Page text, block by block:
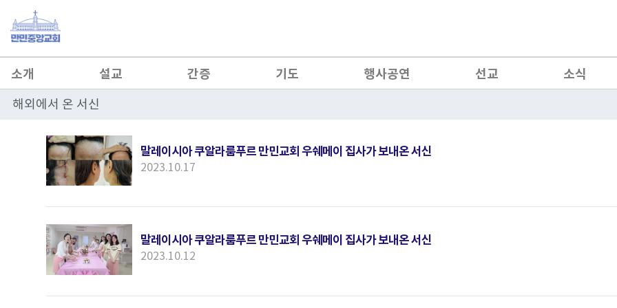
소개 설교 간증 기도 행사공연 선교 소식
해외에서 온 서신
말레이시아 쿠알라룸푸르 만민교회 우쉐메이 집사가 보내온 서신
2023.10.17
말레이시아 쿠알라룸푸르 만민교회 우쉐메이 집사가 보내온 서신
2023.10.12